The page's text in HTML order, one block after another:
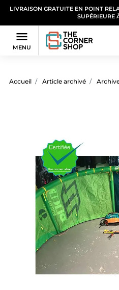
LIVRAISON GRATUITE EN POINT
SUPÉRIEURE

MENU
Accueil Article archivé